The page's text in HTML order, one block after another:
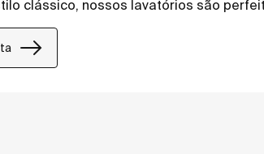
clássico, nossos lavatórios são